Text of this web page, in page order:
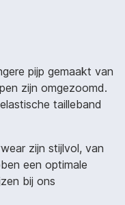
pijp gemaakt van
zijn omgezoomd.
tailleband
zijn stijlvol, van
een optimale
bij ons